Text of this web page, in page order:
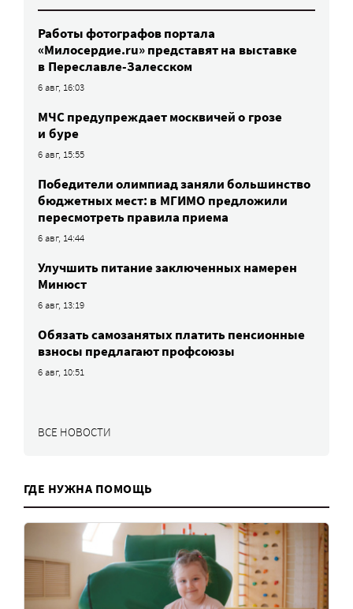
Работы фотографов портала
«Милосердие.ru» представят на выставке
в Переславле-Залесском
6 авг, 16:03
МЧС предупреждает москвичей о грозе
и буре
6 авг, 15:55
Победители олимпиад заняли большинство
бюджетных мест: в МГИМО предложили
пересмотреть правила приема
6 авг, 14:44
Улучшить питание заключенных намерен
Минюст
6 авг, 13:19
Обязать самозанятых платить пенсионные
взносы предлагают профсоюзы
6 авг, 10:51
ВСЕ НОВОСТИ
ГДЕ НУЖНА ПОМОЩЬ